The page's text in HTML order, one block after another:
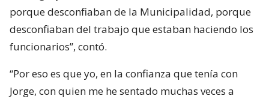
porque desconfiaban de la Municipalidad, porque
desconfiaban del trabajo que estaban haciendo los
funcionarios”, contó.
“Por eso es que yo, en la confianza que tenía con
Jorge, con quien me he sentado muchas veces a